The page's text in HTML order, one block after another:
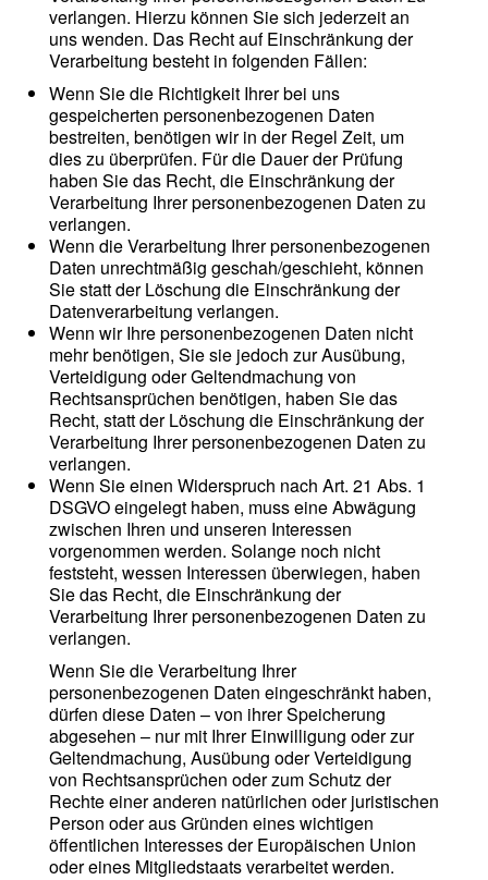
verlangen. Hierzu können Sie sich jederzeit an
uns wenden. Das Recht auf Einschränkung der
Verarbeitung besteht in folgenden Fällen:
Wenn Sie die Richtigkeit Ihrer bei uns
gespeicherten personenbezogenen Daten
bestreiten, benötigen wir in der Regel Zeit, um
dies zu überprüfen. Für die Dauer der Prüfung
haben Sie das Recht, die Einschränkung der
Verarbeitung Ihrer personenbezogenen Daten zu
verlangen.
Wenn die Verarbeitung Ihrer personenbezogenen
Daten unrechtmäßig geschah/geschieht, können
Sie statt der Löschung die Einschränkung der
Datenverarbeitung verlangen.
Wenn wir Ihre personenbezogenen Daten nicht
mehr benötigen, Sie sie jedoch zur Ausübung,
Verteidigung oder Geltendmachung von
Rechtsansprüchen benötigen, haben Sie das
Recht, statt der Löschung die Einschränkung der
Verarbeitung Ihrer personenbezogenen Daten zu
verlangen.
Wenn Sie einen Widerspruch nach Art. 21 Abs. 1
DSGVO eingelegt haben, muss eine Abwägung
zwischen Ihren und unseren Interessen
vorgenommen werden. Solange noch nicht
feststeht, wessen Interessen überwiegen, haben
Sie das Recht, die Einschränkung der
Verarbeitung Ihrer personenbezogenen Daten zu
verlangen.
Wenn Sie die Verarbeitung Ihrer
personenbezogenen Daten eingeschränkt haben,
dürfen diese Daten – von ihrer Speicherung
abgesehen – nur mit Ihrer Einwilligung oder zur
Geltendmachung, Ausübung oder Verteidigung
von Rechtsansprüchen oder zum Schutz der
Rechte einer anderen natürlichen oder juristischen
Person oder aus Gründen eines wichtigen
öffentlichen Interesses der Europäischen Union
oder eines Mitgliedstaats verarbeitet werden.